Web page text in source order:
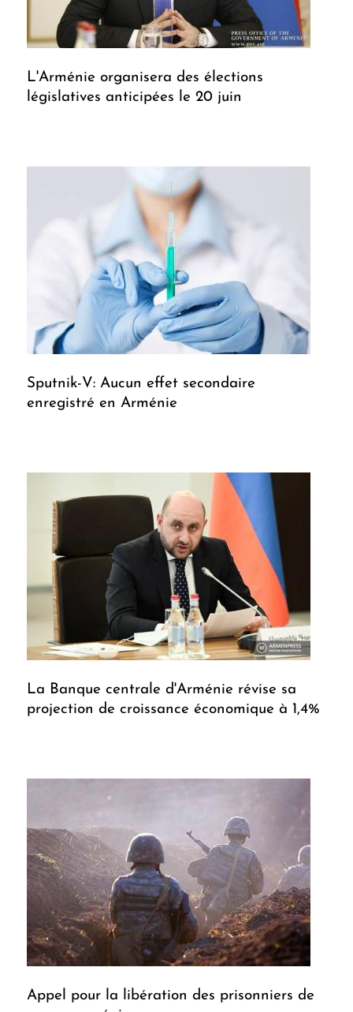
L'Arménie organisera des élections
législatives anticipées le 20 juin
Sputnik-V: Aucun effet secondaire
enregistré en Arménie
La Banque centrale d'Arménie révise sa
projection de croissance économique à 1,4%
Appel pour la libération des prisonniers de